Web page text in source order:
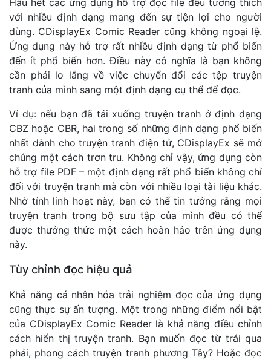
với nhiều định dạng mang đến sự tiện lợi cho người
dùng. CDisplayEx Comic Reader cũng không ngoại lệ.
Ứng dụng này hỗ trợ rất nhiều định dạng từ phổ biến
đến ít phổ biến hơn. Điều này có nghĩa là bạn không
cần phải lo lắng về việc chuyển đổi các tệp truyện
tranh của mình sang một định dạng cụ thể để đọc.
Ví dụ: nếu bạn đã tải xuống truyện tranh ở định dạng
CBZ hoặc CBR, hai trong số những định dạng phổ biến
nhất dành cho truyện tranh điện tử, CDisplayEx sẽ mở
chúng một cách trơn tru. Không chỉ vậy, ứng dụng còn
hỗ trợ file PDF – một định dạng rất phổ biến không chỉ
đối với truyện tranh mà còn với nhiều loại tài liệu khác.
Nhờ tính linh hoạt này, bạn có thể tin tưởng rằng mọi
truyện tranh trong bộ sưu tập của mình đều có thể
được thưởng thức một cách hoàn hảo trên ứng dụng
này.
Tùy chỉnh đọc hiệu quả
Khả năng cá nhân hóa trải nghiệm đọc của ứng dụng
cũng thực sự ấn tượng. Một trong những điểm nổi bật
của CDisplayEx Comic Reader là khả năng điều chỉnh
cách hiển thị truyện tranh. Bạn muốn đọc từ trái qua
phải, phong cách truyện tranh phương Tây? Hoặc đọc